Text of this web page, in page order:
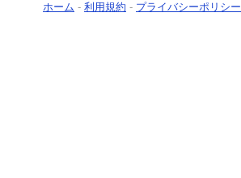
ホーム - 利用規約 - プライバシーポリシー